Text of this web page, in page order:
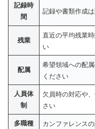
記録時
間
記録や書類作成
残業
直近の平均残業
い
配属
希望領域への配
ください
人員体
制
欠員時の対応や
さい
多職種
カンファレンス